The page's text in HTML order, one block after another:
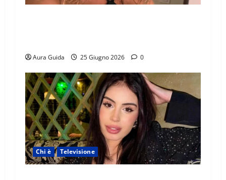
Aura Guida 25 Giugno 2026 0
Chi è Televisione